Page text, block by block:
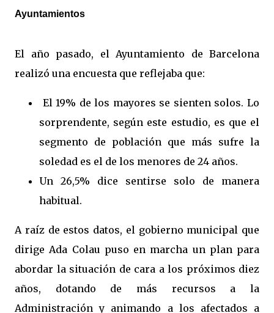
Ayuntamientos
El año pasado, el Ayuntamiento de Barcelona
realizó una encuesta que reflejaba que:
El 19% de los mayores se sienten solos. Lo
sorprendente, según este estudio, es que el
segmento de población que más sufre la
soledad es el de los menores de 24 años.
Un 26,5% dice sentirse solo de manera
habitual.
A raíz de estos datos, el gobierno municipal que
dirige Ada Colau puso en marcha un plan para
abordar la situación de cara a los próximos diez
años, dotando de más recursos a la
Administración y animando a los afectados a